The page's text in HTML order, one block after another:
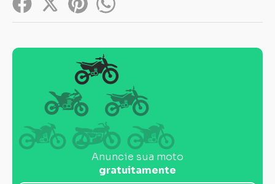
Anuncie sua moto
gratuitamente